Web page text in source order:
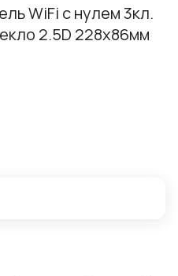
WiFi с нулем 3кл.
2.5D 228х86мм